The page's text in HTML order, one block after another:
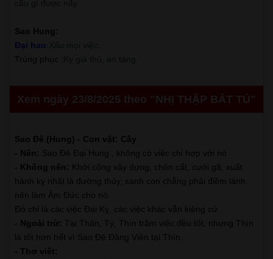
Sao Hung:
Đại hao
Trùng phục
Xem ngày 23/8/2025 theo "NHỊ THẬP BÁT TÚ"
Sao Đê (Hung) - Con vật: Cầy
- Nên: Sao Đê Đại Hung , không cò việc chi hợp với nó
- Không nên: Khởi công xây dựng, chôn cất, cưới gã, xuất
hành kỵ nhất là đường thủy, sanh con chẳng phải điềm lành
nên làm Âm Đức cho nó.
Đó chỉ là các việc Đại Kỵ, các việc khác vẫn kiêng cử.
- Ngoài trừ: Tại Thân, Tý, Thìn trăm việc đều tốt, nhưng Thìn
là tốt hơn hết vì Sao Đê Đăng Viên tại Thìn.
- Thơ viết: